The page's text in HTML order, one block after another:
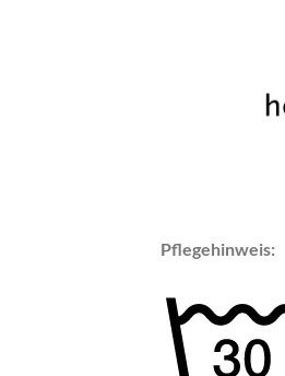
Pflegehinweis: